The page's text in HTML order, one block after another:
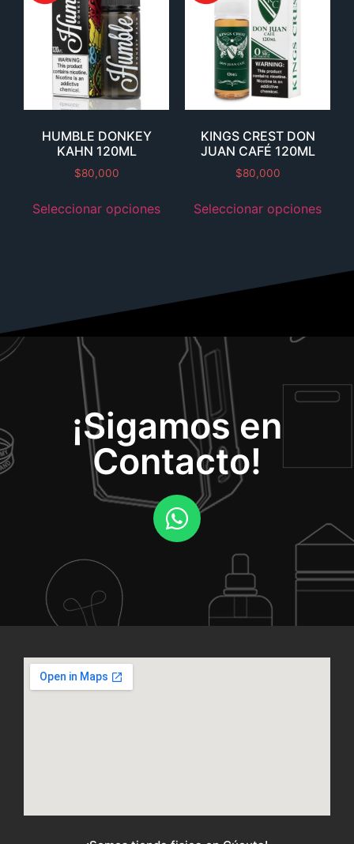
HUMBLE DONKEY
KAHN 120ML
$80,000
Seleccionar opciones
KINGS CREST DON
JUAN CAFÉ 120ML
$80,000
Seleccionar opciones
¡Sigamos en
Contacto!